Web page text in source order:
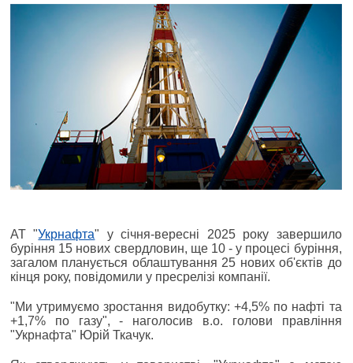
АТ "Укрнафта" у січня-вересні 2025 року завершило
буріння 15 нових свердловин, ще 10 - у процесі буріння,
загалом планується облаштування 25 нових об'єктів до
кінця року, повідомили у пресрелізі компанії.
"Ми утримуємо зростання видобутку: +4,5% по нафті та
+1,7% по газу", - наголосив в.о. голови правління
"Укрнафта" Юрій Ткачук.